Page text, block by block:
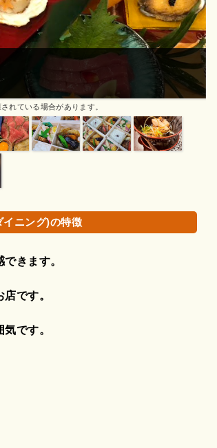
れている場合があります。
ニング)の特徴
きます。
です。
です。